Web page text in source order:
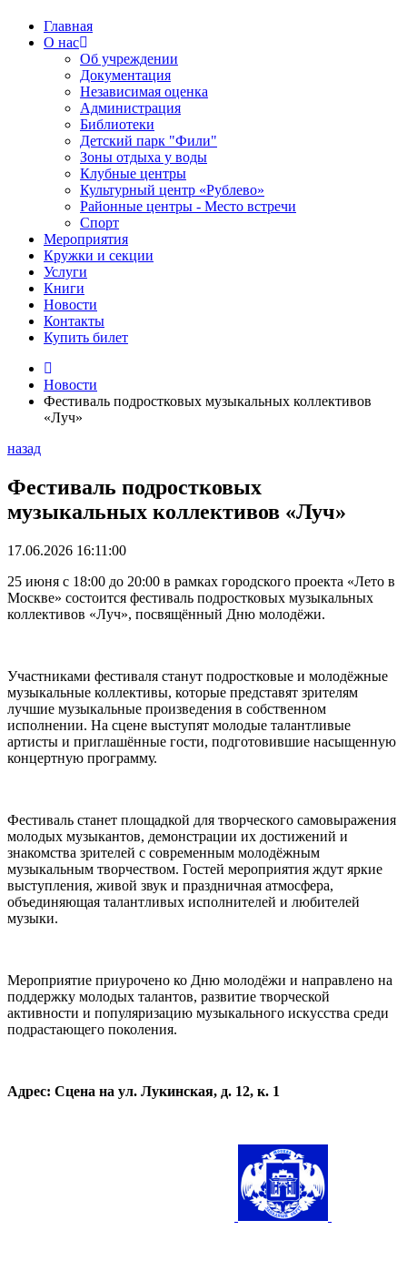
Главная
О нас
Об учреждении
Документация
Независимая оценка
Администрация
Библиотеки
Детский парк "Фили"
Зоны отдыха у воды
Клубные центры
Культурный центр «Рублево»
Районные центры - Место встречи
Спорт
Мероприятия
Кружки и секции
Услуги
Книги
Новости
Контакты
Купить билет
Новости
Фестиваль подростковых музыкальных коллективов
«Луч»
назад
Фестиваль подростковых
музыкальных коллективов «Луч»
17.06.2026 16:11:00
25 июня с 18:00 до 20:00 в рамках городского проекта «Лето в
Москве» состоится фестиваль подростковых музыкальных
коллективов «Луч», посвящённый Дню молодёжи.
Участниками фестиваля станут подростковые и молодёжные
музыкальные коллективы, которые представят зрителям
лучшие музыкальные произведения в собственном
исполнении. На сцене выступят молодые талантливые
артисты и приглашённые гости, подготовившие насыщенную
концертную программу.
Фестиваль станет площадкой для творческого самовыражения
молодых музыкантов, демонстрации их достижений и
знакомства зрителей с современным молодёжным
музыкальным творчеством. Гостей мероприятия ждут яркие
выступления, живой звук и праздничная атмосфера,
объединяющая талантливых исполнителей и любителей
музыки.
Мероприятие приурочено ко Дню молодёжи и направлено на
поддержку молодых талантов, развитие творческой
активности и популяризацию музыкального искусства среди
подрастающего поколения.
Адрес: Сцена на ул. Лукинская, д. 12, к. 1